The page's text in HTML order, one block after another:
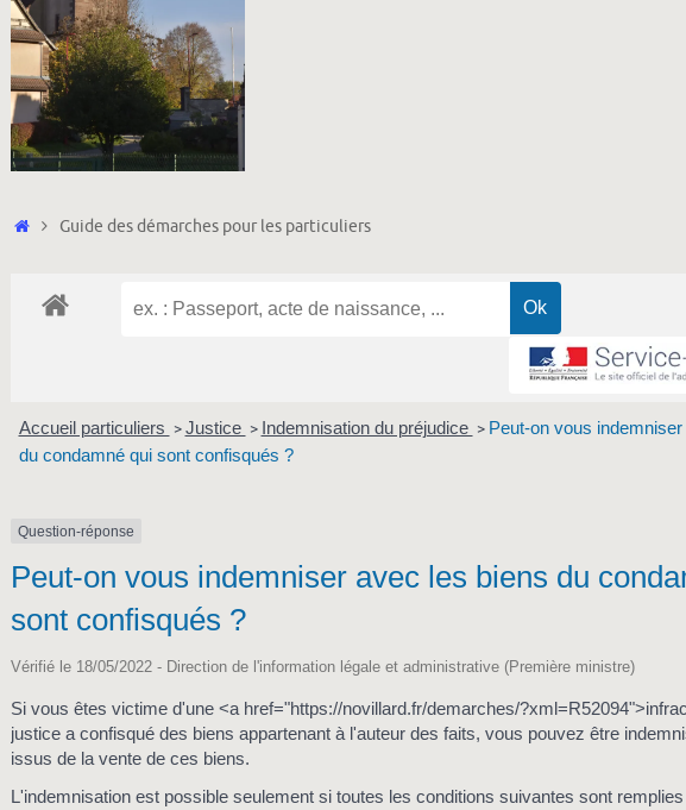
Accueil
Guide des démarches pour les particuliers
Accueil particuliers > Justice > Indemnisation du préjudice > Peut-on vous
du condamné qui sont confisqués ?
Question-réponse
Peut-on vous indemniser avec les biens du
sont confisqués ?
Vérifié le 18/05/2022 - Direction de l'information légale et administrative (Première ministre)
Si vous êtes victime d'une <a href="https://novillard.fr/demarches/
justice a confisqué des biens appartenant à l'auteur des faits, vous pouvez être
issus de la vente de ces biens.
L'indemnisation est possible seulement si toutes les conditions suivantes sont remplies